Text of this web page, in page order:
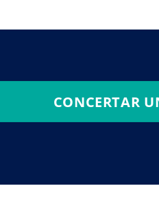
CONCERTAR